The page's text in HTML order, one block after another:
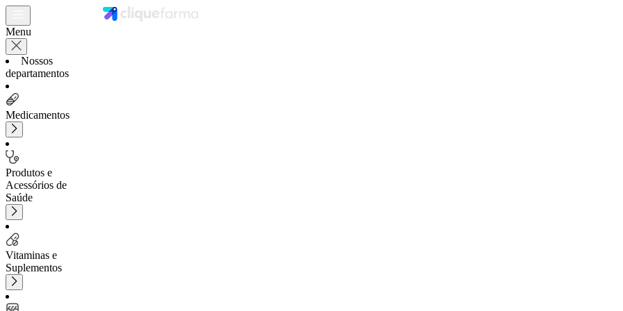
Menu
Nossos
departamentos
Medicamentos
Produtos e
Acessórios de
Saúde
Vitaminas e
Suplementos